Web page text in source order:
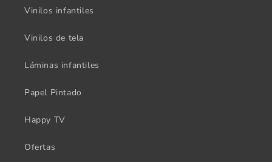
Vinilos infantiles
Vinilos de tela
Láminas infantiles
Papel Pintado
Happy TV
Ofertas